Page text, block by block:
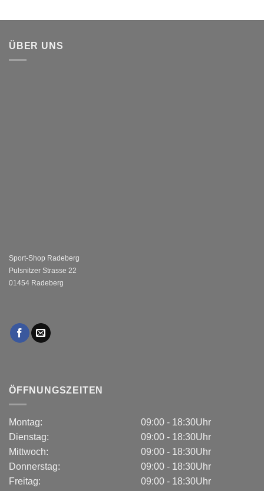
ÜBER UNS
Sport-Shop Radeberg
Pulsnitzer Strasse 22
01454 Radeberg
ÖFFNUNGSZEITEN
Montag:
Dienstag:
Mittwoch:
Donnerstag:
Freitag:
09:00 - 18:30Uhr
09:00 - 18:30Uhr
09:00 - 18:30Uhr
09:00 - 18:30Uhr
09:00 - 18:30Uhr